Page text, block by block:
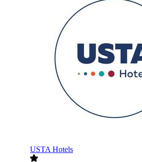
USTA Hotels